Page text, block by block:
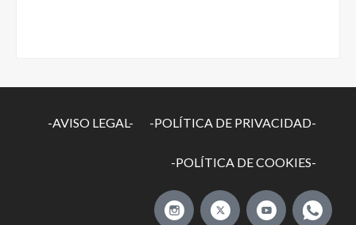
-AVISO LEGAL- -POLÍTICA DE PRIVACIDAD-
-POLÍTICA DE COOKIES-